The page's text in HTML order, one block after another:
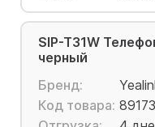
SIP-T31W
черный
Бренд:
Код товара: